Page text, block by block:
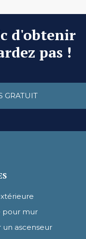
d'obtenir
pas !
GRATUIT
pour mur
un ascenseur